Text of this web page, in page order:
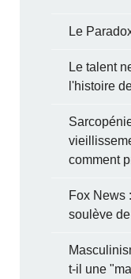
Le
Le talent
l'histoire
comment
Fox News
soulève
t-il une